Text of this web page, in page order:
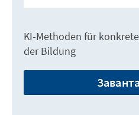
KI-Methoden für
der Bildung